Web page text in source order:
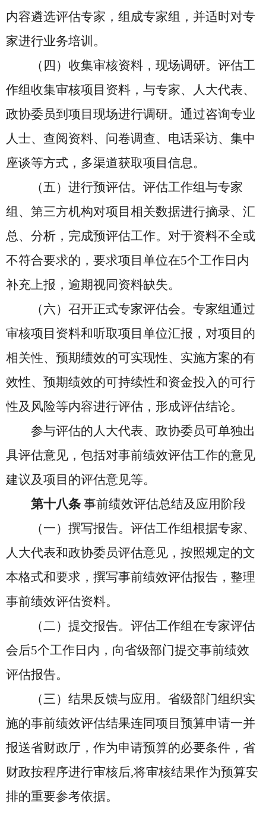
内容遴选评估专家，组成专家组，并适时对专
家进行业务培训。
（四）收集审核资料，现场调研。评估工
作组收集审核项目资料，与专家、人大代表、
政协委员到项目现场进行调研。通过咨询专业
人士、查阅资料、问卷调查、电话采访、集中
座谈等方式，多渠道获取项目信息。
（五）进行预评估。评估工作组与专家
组、第三方机构对项目相关数据进行摘录、汇
总、分析，完成预评估工作。对于资料不全或
不符合要求的，要求项目单位在5个工作日内
补充上报，逾期视同资料缺失。
（六）召开正式专家评估会。专家组通过
审核项目资料和听取项目单位汇报，对项目的
相关性、预期绩效的可实现性、实施方案的有
效性、预期绩效的可持续性和资金投入的可行
性及风险等内容进行评估，形成评估结论。
参与评估的人大代表、政协委员可单独出
具评估意见，包括对事前绩效评估工作的意见
建议及项目的评估意见等。
第十八条 事前绩效评估总结及应用阶段
（一）撰写报告。评估工作组根据专家、
人大代表和政协委员评估意见，按照规定的文
本格式和要求，撰写事前绩效评估报告，整理
事前绩效评估资料。
（二）提交报告。评估工作组在专家评估
会后5个工作日内，向省级部门提交事前绩效
评估报告。
（三）结果反馈与应用。省级部门组织实
施的事前绩效评估结果连同项目预算申请一并
报送省财政厅，作为申请预算的必要条件，省
财政按程序进行审核后,将审核结果作为预算安
排的重要参考依据。